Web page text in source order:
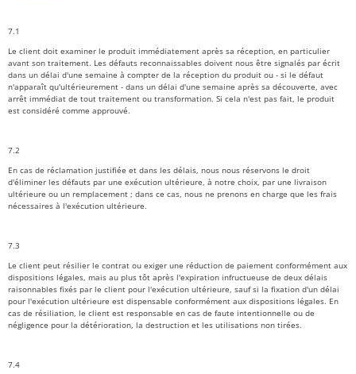
7.1
Le client doit examiner le produit immédiatement après sa réception, en particulier
avant son traitement. Les défauts reconnaissables doivent nous être signalés par écrit
dans un délai d'une semaine à compter de la réception du produit ou - si le défaut
n'apparaît qu'ultérieurement - dans un délai d'une semaine après sa découverte, avec
arrêt immédiat de tout traitement ou transformation. Si cela n'est pas fait, le produit
est considéré comme approuvé.
7.2
En cas de réclamation justifiée et dans les délais, nous nous réservons le droit
d'éliminer les défauts par une exécution ultérieure, à notre choix, par une livraison
ultérieure ou un remplacement ; dans ce cas, nous ne prenons en charge que les frais
nécessaires à l'exécution ultérieure.
7.3
Le client peut résilier le contrat ou exiger une réduction de paiement conformément aux
dispositions légales, mais au plus tôt après l'expiration infructueuse de deux délais
raisonnables fixés par le client pour l'exécution ultérieure, sauf si la fixation d'un délai
pour l'exécution ultérieure est dispensable conformément aux dispositions légales. En
cas de résiliation, le client est responsable en cas de faute intentionnelle ou de
négligence pour la détérioration, la destruction et les utilisations non tirées.
7.4